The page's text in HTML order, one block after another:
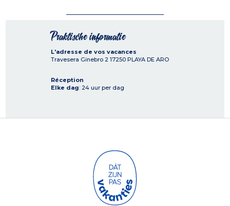
Praktische informatie
L'adresse de vos vacances
Travesera Ginebro 2 17250 PLAYA DE ARO
Réception
Elke dag: 24 uur per dag